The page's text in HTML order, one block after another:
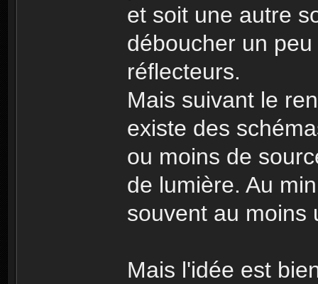
et soit une autre
déboucher un
réflecteurs.
Mais suivant le
existe des
ou moins de
de lumière. Au
souvent au moins
Mais l'idée est